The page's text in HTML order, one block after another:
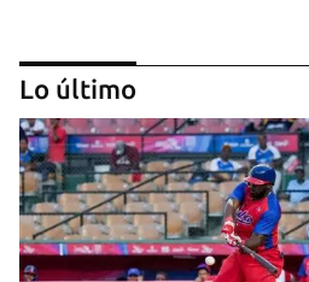
Lo último